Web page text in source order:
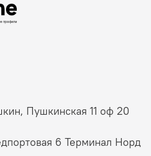
Пушкинская 11 оф 20
6 Терминал Норд